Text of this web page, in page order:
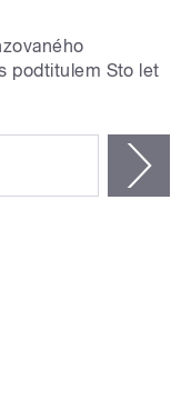
podtitulem Sto let